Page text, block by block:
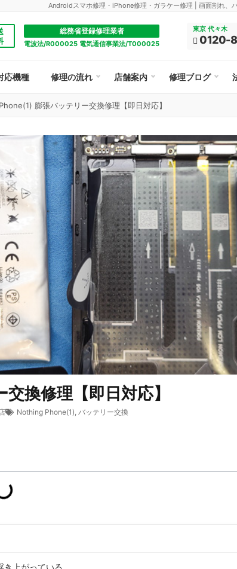
Androidスマホ修理・iPhone修理・ガラケー修理 | 画面割れ、
総務省登録修理業者
電波法/R000025 電気通信事業法/T000025
東京 代々木
0120-
応機種 修理の流れ 店舗案内 修理ブログ
膨張バッテリー交換修理【即日対応】
換修理【即日対応】
Nothing Phone(1), バッテリー交換
き上がっている